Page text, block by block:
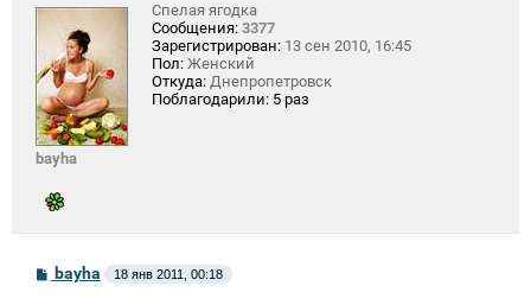
bayha
Спелая ягодка
Сообщения: 3377
Зарегистрирован: 13 сен 2010, 16:45
Пол: Женский
Откуда: Днепропетровск
Поблагодарили: 5 раз
Сbayha 18 янв 2011, 00:18